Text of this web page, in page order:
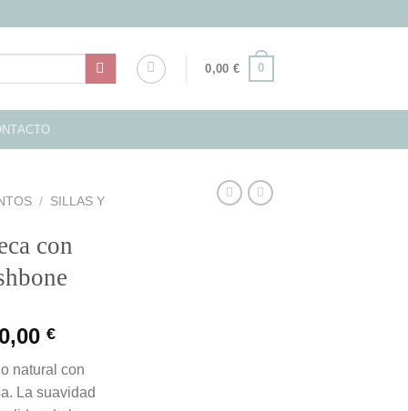
0,00 € 0
/ SILLAS Y
con
€El
actual
es:
natural con
La suavidad